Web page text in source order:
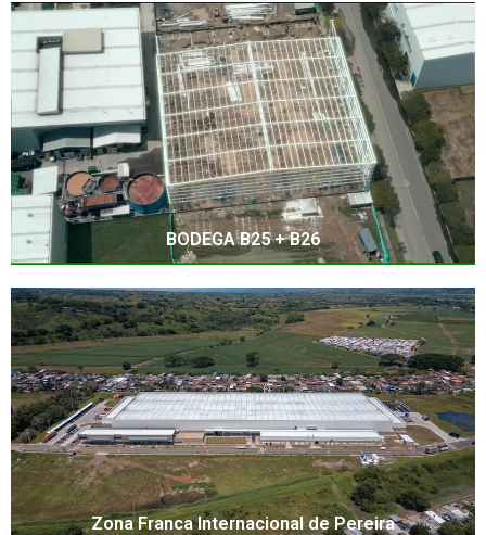
BODEGA B25 + B26
Zona Franca Internacional de Pereira